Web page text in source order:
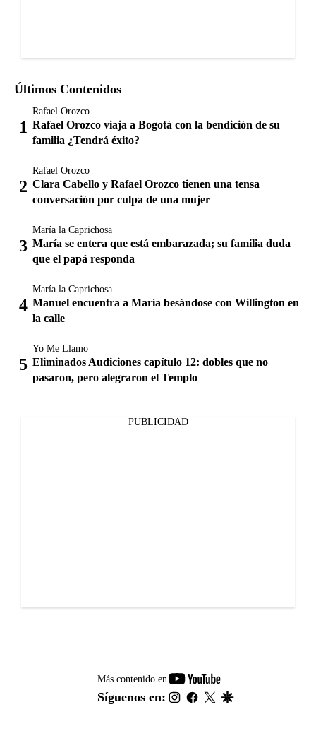
Últimos Contenidos
Rafael Orozco
Rafael Orozco viaja a Bogotá con la bendición de su
familia ¿Tendrá éxito?
Rafael Orozco
Clara Cabello y Rafael Orozco tienen una tensa
conversación por culpa de una mujer
María la Caprichosa
María se entera que está embarazada; su familia duda
que el papá responda
María la Caprichosa
Manuel encuentra a María besándose con Willington en
la calle
Yo Me Llamo
Eliminados Audiciones capítulo 12: dobles que no
pasaron, pero alegraron el Templo
PUBLICIDAD
Más contenido en
youtube-
footer
Síguenos en: instagram
facebook
twitter